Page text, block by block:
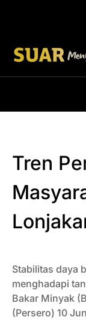
Tren
Stabilitas daya
menghadapi
Bakar Minyak
(Persero) 10